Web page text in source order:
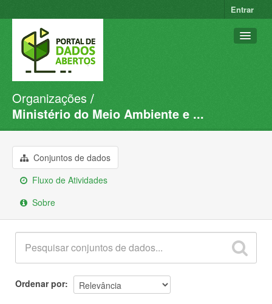
Entrar
Conjuntos de dados
Organizações
Sobre
Organizações
Ministério do Meio Ambiente e ...
Conjuntos de dados
Fluxo de Atividades
Sobre
Ordenar por